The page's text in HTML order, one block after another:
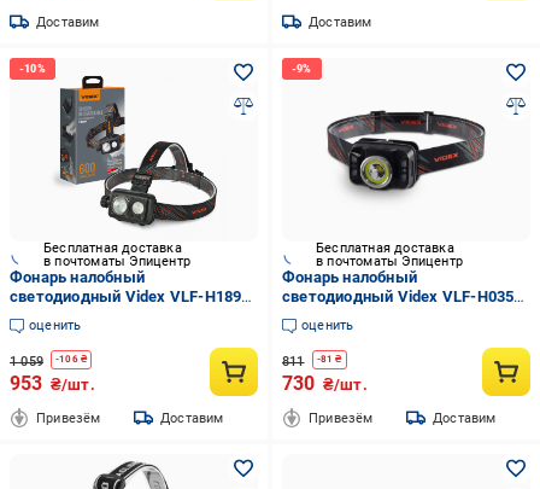
Доставим Доставим
Бесплатная доставка
в почтоматы Эпицентр
Фонарь налобный
светодиодный Videx VLF-H189
600Lm 5000K
оценить
1 059 -106₴
953 ₴/шт.
Привезём Доставим
Бесплатная доставка
в почтоматы Эпицентр
Фонарь налобный
светодиодный Videx VLF-H035C
410 Lm 5000K
оценить
811 -81 ₴
730 ₴/шт.
Привезём Доставим